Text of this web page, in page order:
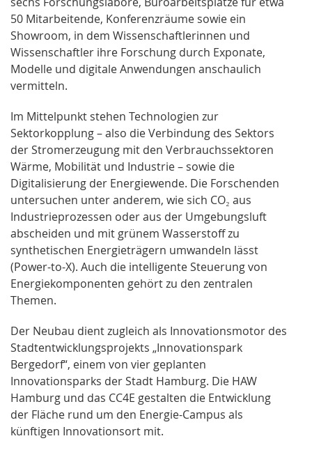
50 Mitarbeitende, Konferenzräume sowie ein
Showroom, in dem Wissenschaftlerinnen und
Wissenschaftler ihre Forschung durch Exponate,
Modelle und digitale Anwendungen anschaulich
vermitteln.
Im Mittelpunkt stehen Technologien zur
Sektorkopplung – also die Verbindung des Sektors
der Stromerzeugung mit den Verbrauchssektoren
Wärme, Mobilität und Industrie – sowie die
Digitalisierung der Energiewende. Die Forschenden
untersuchen unter anderem, wie sich CO₂ aus
Industrieprozessen oder aus der Umgebungsluft
abscheiden und mit grünem Wasserstoff zu
synthetischen Energieträgern umwandeln lässt
(Power-to-X). Auch die intelligente Steuerung von
Energiekomponenten gehört zu den zentralen
Themen.
Der Neubau dient zugleich als Innovationsmotor des
Stadtentwicklungsprojekts „Innovationspark
Bergedorf“, einem von vier geplanten
Innovationsparks der Stadt Hamburg. Die HAW
Hamburg und das CC4E gestalten die Entwicklung
der Fläche rund um den Energie-Campus als
künftigen Innovationsort mit.